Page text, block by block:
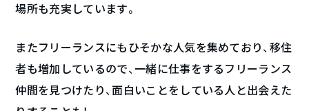
場所も充実しています。
またフリーランスにもひそかな人気を集めており、移住
者も増加しているので、一緒に仕事をするフリーランス
仲間を見つけたり、面白いことをしている人と出会えた